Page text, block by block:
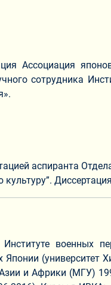
Ассоциация
сотрудника
аспиранта
культуру”.
военных
(университет
и Африки (МГУ)